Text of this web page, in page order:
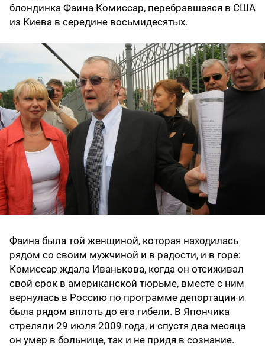
блондинка Фаина Комиссар, перебравшаяся в США
из Киева в середине восьмидесятых.
Фаина была той женщиной, которая находилась
рядом со своим мужчиной и в радости, и в горе:
Комиссар ждала Иванькова, когда он отсиживал
свой срок в американской тюрьме, вместе с ним
вернулась в Россию по программе депортации и
была рядом вплоть до его гибели. В Япончика
стреляли 29 июля 2009 года, и спустя два месяца
он умер в больнице, так и не придя в сознание.